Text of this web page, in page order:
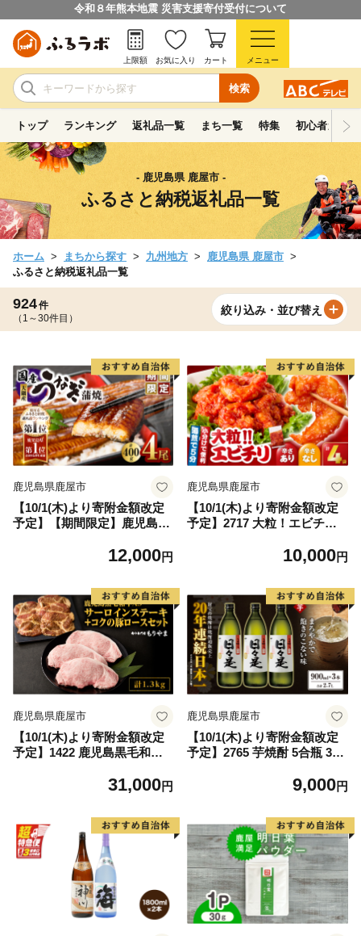
令和８年熊本地震 災害支援寄付受付について
検索
上限額 お気に入り カート メニュー
トップ ランキング 返礼品一覧 まち一覧 特集 初心者ガイド
- 鹿児島県 鹿屋市 -
ふるさと納税返礼品一覧
ホーム まちから探す 九州地方
鹿児島県 鹿屋市
ふるさと納税返礼品一覧
924件
（1～30件目）
絞り込み・並び替え
鹿児島県鹿屋市
【10/1(木)より寄附金額改定
予定】【期間限定】鹿児島県
12,000円
鹿児島県鹿屋市
【10/1(木)より寄附金額改定
予定】2717 大粒！エビチリ4
さあり×2袋・辛さなし×2袋）
10,000円
鹿児島県鹿屋市
【10/1(木)より寄附金額改定
予定】1422 鹿児島黒毛和牛A
90g＋絶品『コクの豚ロー
31,000円
鹿児島県鹿屋市
【10/1(木)より寄附金額改定
予定】2765 芋焼酎 5合瓶 3本
ての焼酎 KN021-001-01
9,000円